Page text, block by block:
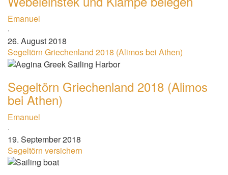
Emanuel
·
26. August 2018
Segeltörn Griechenland 2018 (Alimos bei Athen)
Segeltörn Griechenland 2018 (Alimos
bei Athen)
Emanuel
·
19. September 2018
Segeltörn versichern